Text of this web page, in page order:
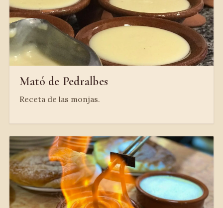
Mató de Pedralbes
Receta de las monjas.